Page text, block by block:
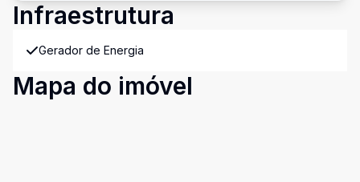
Infraestrutura
Gerador de Energia
Mapa do imóvel